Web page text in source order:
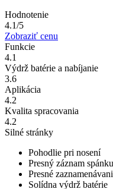
Hodnotenie
4.1/5
Zobraziť cenu
Funkcie
4.1
Výdrž batérie a nabíjanie
3.6
Aplikácia
4.2
Kvalita spracovania
4.2
Silné stránky
Pohodlie pri nosení
Presný záznam spánku
Presné
Solídna výdrž batérie